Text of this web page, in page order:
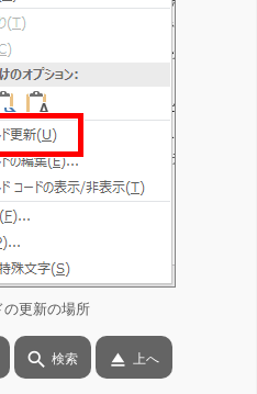
の更新の場所
 検索  上へ